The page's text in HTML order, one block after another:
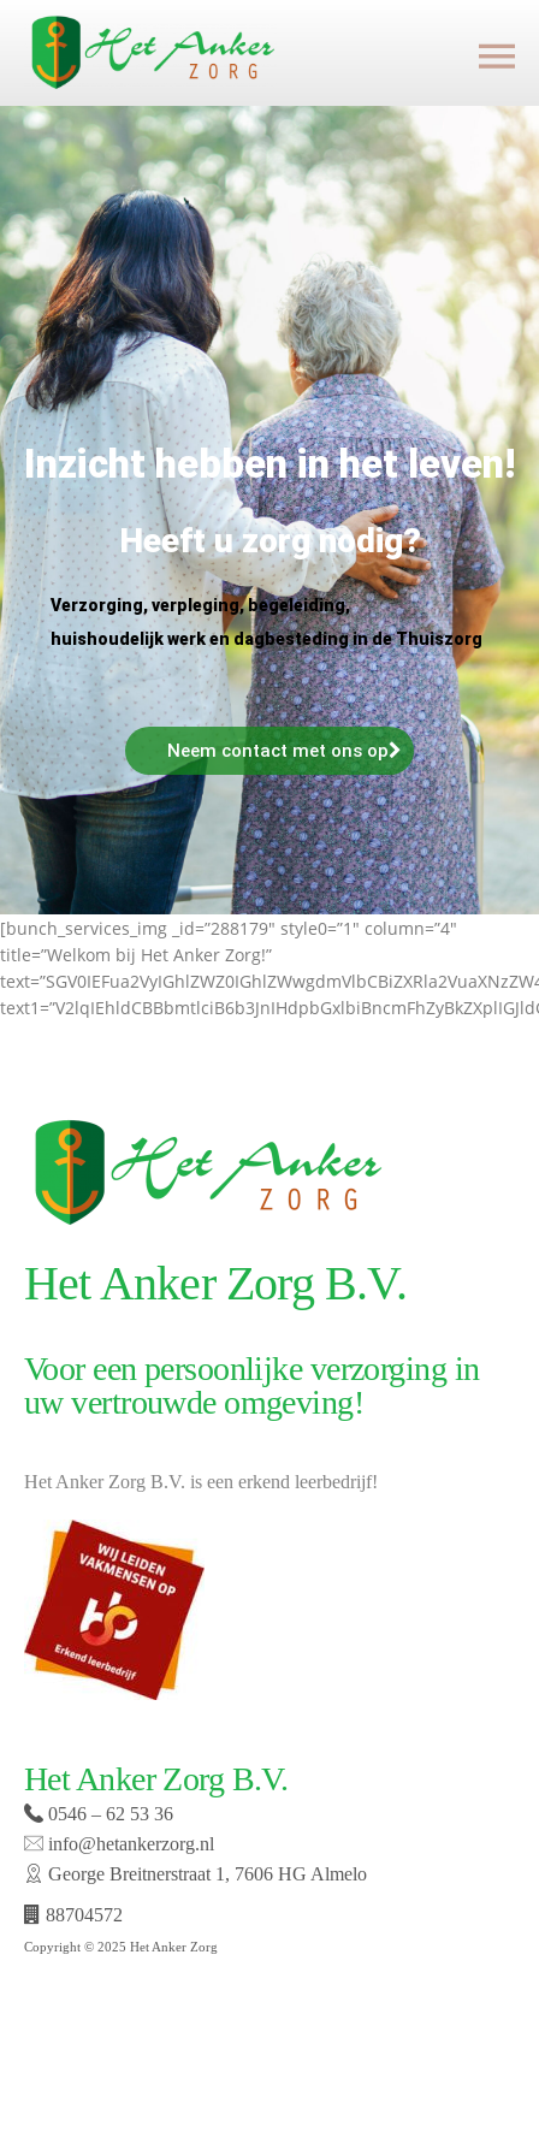
Inzicht hebben in het leven!
Heeft u zorg nodig?
Verzorging, verpleging, begeleiding,
huishoudelijk werk en dagbesteding in de Thuiszorg
Neem contact met ons op
[bunch_services_img _id=”288179″ style0=”1″ column=”4″
title=”Welkom bij Het Anker Zorg!”
Het Anker Zorg B.V.
Voor een persoonlijke verzorging in
uw vertrouwde omgeving!
Het Anker Zorg B.V. is een erkend leerbedrijf!
Het Anker Zorg B.V.
0546 – 62 53 36
info@hetankerzorg.nl
George Breitnerstraat 1, 7606 HG Almelo
88704572
Copyright © 2025 Het Anker Zorg